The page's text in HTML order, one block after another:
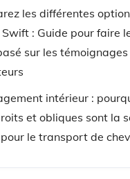
les différentes
Swift : Guide pour faire
sur les témoignages
intérieur :
et obliques sont la
le transport de